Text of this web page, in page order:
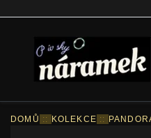
DOMŮ :: KOLEKCE ::